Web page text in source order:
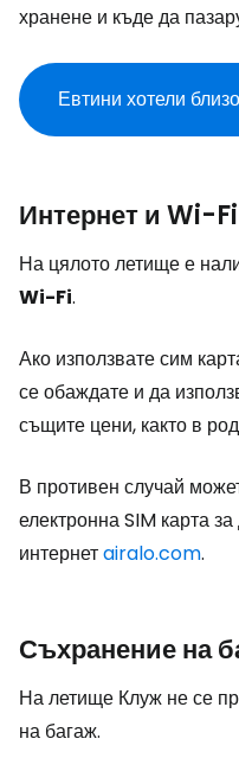
хранене и къде да
Евтини хотели
Интернет и Wi-Fi
На цялото летище е
Wi-Fi.
Ако използвате сим
се обаждате и да
същите цени, както в
В противен случай
електронна SIM карта
интернетairalo.com.
Съхранение на
На летище Клуж не се
на багаж.